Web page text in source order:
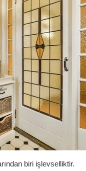
biri işlevselliktir.